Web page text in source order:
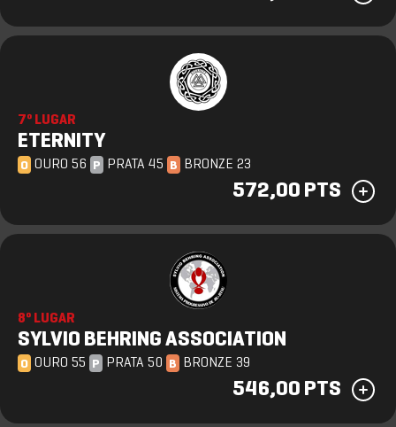
7º LUGAR
ETERNITY
O OURO 56 P PRATA 45 B BRONZE 23
572,00 PTS
8º LUGAR
SYLVIO BEHRING ASSOCIATION
O OURO 55 P PRATA 50 B BRONZE 39
546,00 PTS